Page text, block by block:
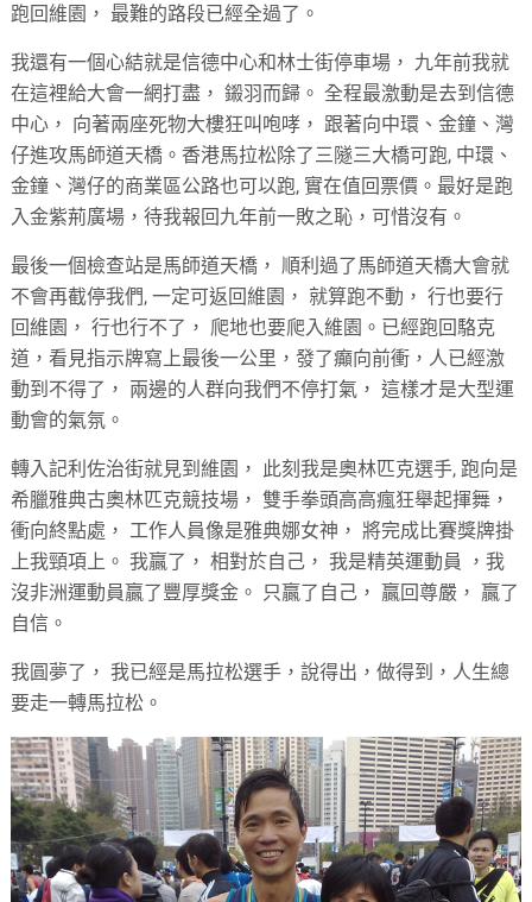
跑回維園， 最難的路段已經全過了。
我還有一個心結就是信德中心和林士街停車場， 九年前我就
在這裡給大會一網打盡， 鎩羽而歸。 全程最激動是去到信德
中心， 向著兩座死物大樓狂叫咆哮， 跟著向中環、金鐘、灣
仔進攻馬師道天橋。香港馬拉松除了三隧三大橋可跑, 中環、
金鐘、灣仔的商業區公路也可以跑, 實在值回票價。最好是跑
入金紫荊廣場，待我報回九年前一敗之恥，可惜沒有。
最後一個檢查站是馬師道天橋， 順利過了馬師道天橋大會就
不會再截停我們, 一定可返回維園， 就算跑不動， 行也要行
回維園， 行也行不了， 爬地也要爬入維園。已經跑回駱克
道，看見指示牌寫上最後一公里，發了癲向前衝，人已經激
動到不得了， 兩邊的人群向我們不停打氣， 這樣才是大型運
動會的氣氛。
轉入記利佐治街就見到維園， 此刻我是奧林匹克選手, 跑向是
希臘雅典古奧林匹克競技場， 雙手拳頭高高瘋狂舉起揮舞，
衝向終點處， 工作人員像是雅典娜女神， 將完成比賽獎牌掛
上我頸項上。 我贏了， 相對於自己， 我是精英運動員 ，我
沒非洲運動員贏了豐厚獎金。 只贏了自己， 贏回尊嚴， 贏了
自信。
我圓夢了， 我已經是馬拉松選手，說得出，做得到，人生總
要走一轉馬拉松。